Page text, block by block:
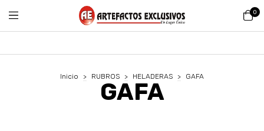
0
Inicio > RUBROS > HELADERAS > GAFA
GAFA